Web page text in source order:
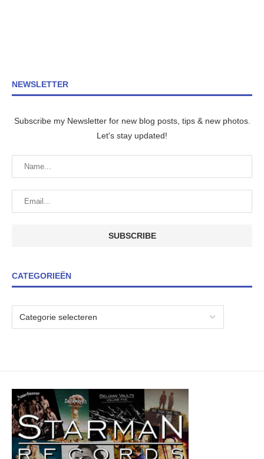
NEWSLETTER
Subscribe my Newsletter for new blog posts, tips & new photos.
Let's stay updated!
CATEGORIEËN